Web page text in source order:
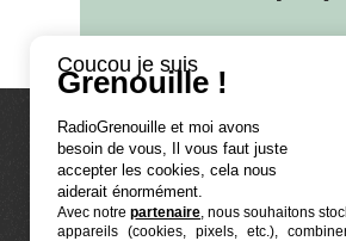
Coucou je suis
Grenouille !
RadioGrenouille et moi avons
besoin de vous, Il vous faut juste
accepter les cookies, cela nous
aiderait énormément.
Avec notrepartenaire, nous souhaitons
appareils (cookies, pixels, etc.),